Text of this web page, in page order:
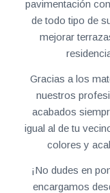
pavimentación
de todo tipo de
mejorar
Gracias a los
nuestros
acabados
igual al de tu
colores y
¡No dudes en
encargamos